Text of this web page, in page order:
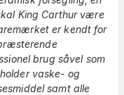
King Carthur være
er kendt for
brug såvel som
vaske- og
samt alle